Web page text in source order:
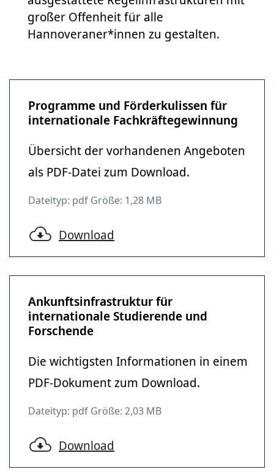
großer Offenheit für alle
Hannoveraner*innen zu gestalten.
Programme und Förderkulissen für
internationale Fachkräftegewinnung
Übersicht der vorhandenen Angeboten
als PDF-Datei zum Download.
Dateityp: pdf Größe: 1,28 MB
Download
Ankunftsinfrastruktur für
internationale Studierende und
Forschende
Die wichtigsten Informationen in einem
PDF-Dokument zum Download.
Dateityp: pdf Größe: 2,03 MB
Download